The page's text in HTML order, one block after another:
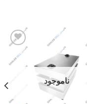
Add to
wishlist
ناموجود